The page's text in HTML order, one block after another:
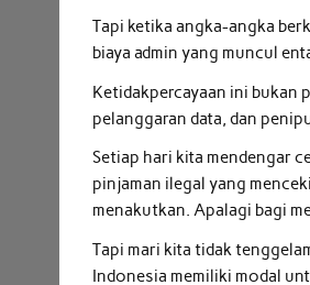
Tapi ketika angka-angka
biaya admin yang muncul
Ketidakpercayaan ini bukan
pelanggaran data, dan
Setiap hari kita mendengar
pinjaman ilegal yang
menakutkan. Apalagi bagi
Tapi mari kita tidak
Indonesia memiliki modal